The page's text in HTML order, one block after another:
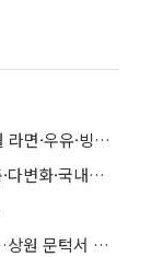
밥상물가 부담에 정부·식품업계 맞손…5월 라면·우유·빙과 등 최대 58% 할인
농축산업, 하반기가 고비…전문가들 “비축·다변화·국내생산기반 함께 손봐야”
美 클래리티 법안 연내 통과 가능성 13%…상원 문턱서 제동